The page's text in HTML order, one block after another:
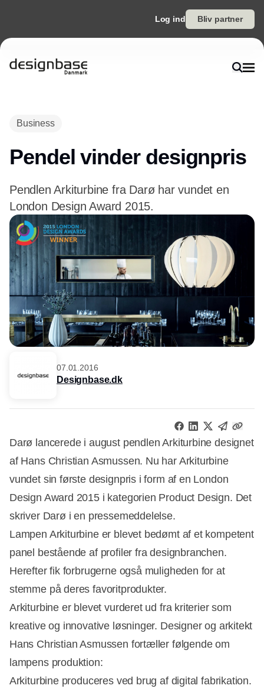
Log ind Bliv partner
Business
Pendel vinder designpris
Pendlen Arkiturbine fra Darø har vundet en
London Design Award 2015.
07.01.2016
Designbase.dk
Darø lancerede i august pendlen Arkiturbine designet
af Hans Christian Asmussen. Nu har Arkiturbine
vundet sin første designpris i form af en London
Design Award 2015 i kategorien Product Design. Det
skriver Darø i en pressemeddelelse.
Lampen Arkiturbine er blevet bedømt af et kompetent
panel bestående af profiler fra designbranchen.
Herefter fik forbrugerne også muligheden for at
stemme på deres favoritprodukter.
Arkiturbine er blevet vurderet ud fra kriterier som
kreative og innovative løsninger. Designer og arkitekt
Hans Christian Asmussen fortæller følgende om
lampens produktion:
Arkiturbine produceres ved brug af digital fabrikation.